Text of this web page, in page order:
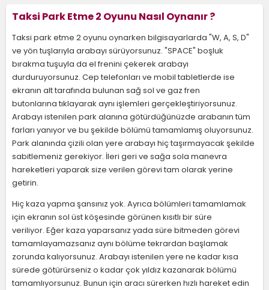
Taksi Park Etme 2 Oyunu Nasıl Oynanır ?
Taksi park etme 2 oyunu oynarken bilgisayarlarda "W, A, S, D"
ve yön tuşlarıyla arabayı sürüyorsunuz. "SPACE" boşluk
bırakma tuşuyla da el frenini çekerek arabayı
durduruyorsunuz. Cep telefonları ve mobil tabletlerde ise
ekranın alt tarafında bulunan sağ sol ve gaz fren
butonlarına tıklayarak aynı işlemleri gerçekleştiriyorsunuz.
Arabayı istenilen park alanına götürdüğünüzde arabanın tüm
farları yanıyor ve bu şekilde bölümü tamamlamış oluyorsunuz.
Park alanında çizili olan yere arabayı hiç taşırmayacak şekilde
sabitlemeniz gerekiyor. İleri geri ve sağa sola manevra
hareketleri yaparak size verilen görevi tam olarak yerine
getirin.
Hiç kaza yapma şansınız yok. Ayrıca bölümleri tamamlamak
için ekranın sol üst köşesinde görünen kısıtlı bir süre
veriliyor. Eğer kaza yaparsanız yada süre bitmeden görevi
tamamlayamazsanız aynı bölüme tekrardan başlamak
zorunda kalıyorsunuz. Arabayı istenilen yere ne kadar kısa
sürede götürürseniz o kadar çok yıldız kazanarak bölümü
tamamlıyorsunuz. Bunun için aracı sürerken hızlı hareket edin